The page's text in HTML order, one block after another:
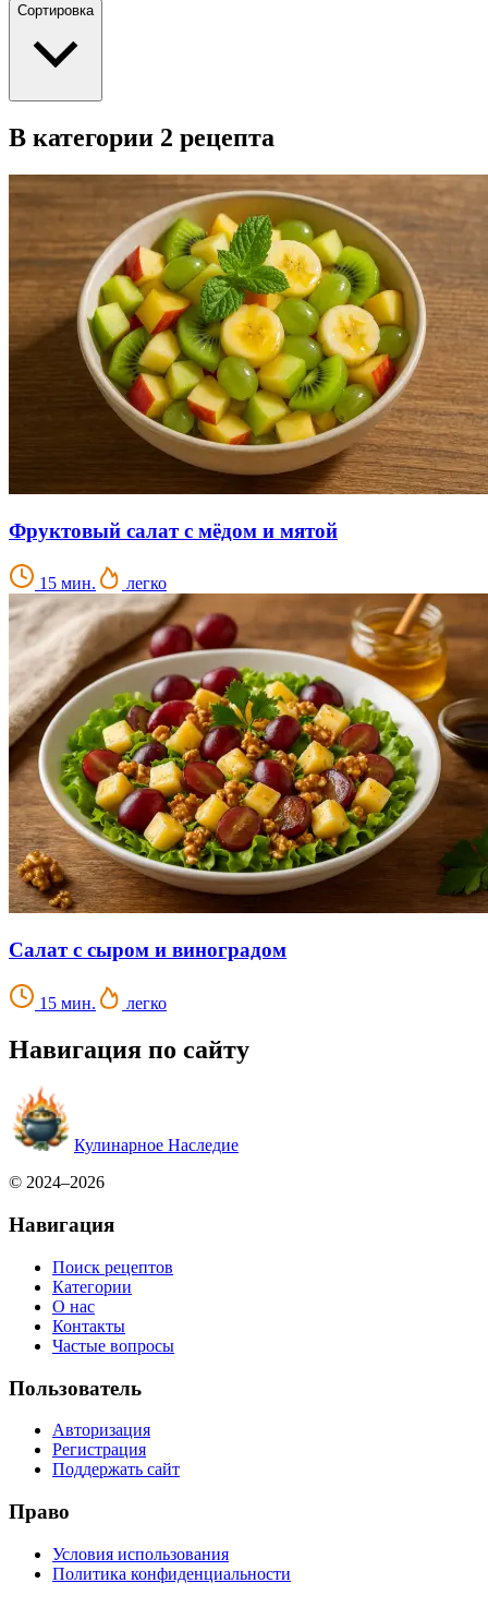
Сортировка
В категории 2 рецепта
Фруктовый салат с мёдом и мятой
15 мин. легко
Салат с сыром и виноградом
15 мин. легко
Навигация по сайту
Кулинарное Наследие
© 2024–2026
Навигация
Поиск рецептов
Категории
О нас
Контакты
Частые вопросы
Пользователь
Авторизация
Регистрация
Поддержать сайт
Право
Условия использования
Политика конфиденциальности